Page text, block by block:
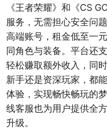
《王者荣耀》和《CS
服务，无需担心安全问
高端账号，租金低至一
同角色与装备。平台还
轻松赚取额外收入，同
新手还是资深玩家，都
体验，实现畅快畅玩的
线客服也为用户提供全
升级。